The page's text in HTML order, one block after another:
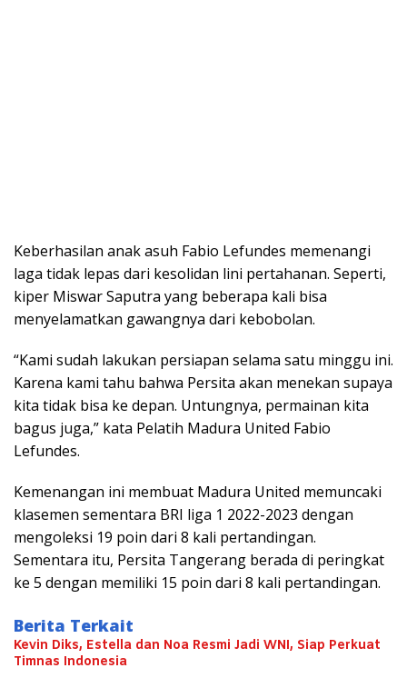
Keberhasilan anak asuh Fabio Lefundes memenangi
laga tidak lepas dari kesolidan lini pertahanan. Seperti,
kiper Miswar Saputra yang beberapa kali bisa
menyelamatkan gawangnya dari kebobolan.
“Kami sudah lakukan persiapan selama satu minggu ini.
Karena kami tahu bahwa Persita akan menekan supaya
kita tidak bisa ke depan. Untungnya, permainan kita
bagus juga,” kata Pelatih Madura United Fabio
Lefundes.
Kemenangan ini membuat Madura United memuncaki
klasemen sementara BRI liga 1 2022-2023 dengan
mengoleksi 19 poin dari 8 kali pertandingan.
Sementara itu, Persita Tangerang berada di peringkat
ke 5 dengan memiliki 15 poin dari 8 kali pertandingan.
Berita Terkait
Kevin Diks, Estella dan Noa Resmi Jadi WNI, Siap Perkuat
Timnas Indonesia